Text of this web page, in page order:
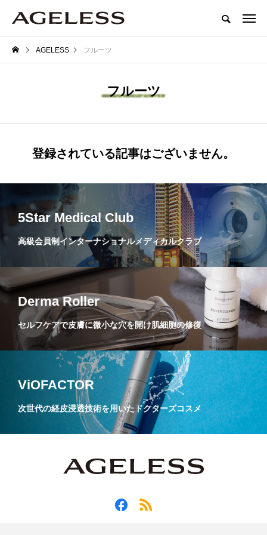
AGELESS フルーツ
フルーツ
登録されている記事はございません。
5Star Medical Club
高級会員制インターナショナルメディカルクラブ
Derma Roller
セルフケアで皮膚に微小な穴を開け肌細胞の修復
ViOFACTOR
次世代の経皮浸透技術を用いたドクターズコスメ